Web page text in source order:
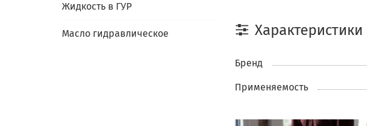
Характеристики
Бренд
Применяемость
Жидкость в ГУР
Масло гидравлическое